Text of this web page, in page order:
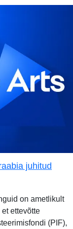
juhitud
on ametlikult
ettevõtte
(PIF),